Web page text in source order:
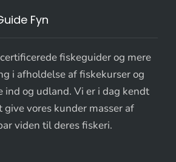
Fyn
fiskeguider og mere
i afholdelse af fiskekurser og
ind og udland. Vi er i dag kendt
give vores kunder masser af
viden til deres fiskeri.